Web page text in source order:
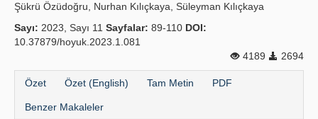
Şükrü Özüdoğru, Nurhan Kılıçkaya, Süleyman Kılıçkaya
Sayı: 2023, Sayı 11 Sayfalar: 89-110 DOI:
10.37879/hoyuk.2023.1.081
4189
2694
Özet Özet (English) Tam Metin PDF
Benzer Makaleler